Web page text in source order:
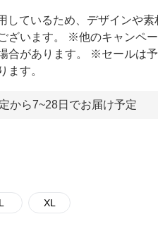
しているため、デザインや素
ざいます。 ※他のキャンペー
合があります。 ※セールは
ます。
から7~28日でお届け予定
L XL